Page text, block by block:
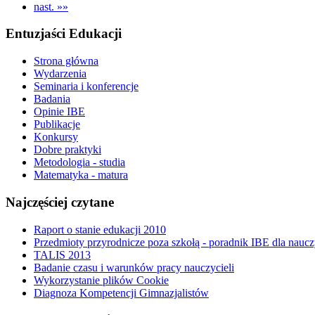
nast. »»
Entuzjaści Edukacji
Strona główna
Wydarzenia
Seminaria i konferencje
Badania
Opinie IBE
Publikacje
Konkursy
Dobre praktyki
Metodologia - studia
Matematyka - matura
Najczęściej czytane
Raport o stanie edukacji 2010
Przedmioty przyrodnicze poza szkołą - poradnik IBE dla
TALIS 2013
Badanie czasu i warunków pracy nauczycieli
Wykorzystanie plików Cookie
Diagnoza Kompetencji Gimnazjalistów